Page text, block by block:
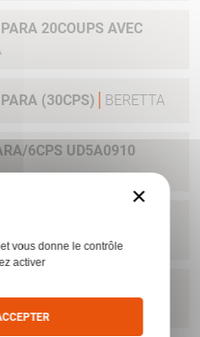
20COUPS AVEC
(30CPS) BERETTA
6CPS UD5A0910
8CPS E00635
×
vous donne le contrôle
activer